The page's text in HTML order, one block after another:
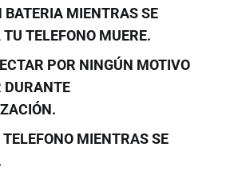
BATERIA MIENTRAS SE
TELEFONO MUERE.
POR NINGÚN MOTIVO
DURANTE
MIENTRAS SE